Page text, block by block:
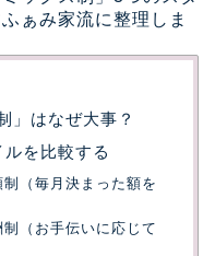
ぁみ家流に整理しま
」はなぜ大事？
を比較する
（毎月決まった額を
（お手伝いに応じて